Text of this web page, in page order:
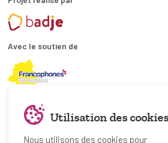
Avec le soutien de
En collaboration avec
et les coordinations ATL
Utilisation des cookies
Nous utilisons des cookies pour